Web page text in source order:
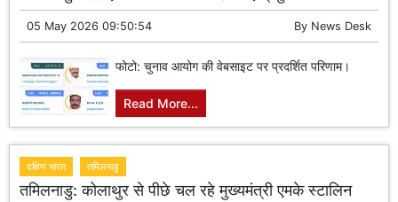
05 May 2026 09:50:54 By News Desk
फोटो: चुनाव आयोग की वेबसाइट पर प्रदर्शित परिणाम।
Read More...
दक्षिण भारत तमिलनाडु
तमिलनाडु: कोलाथुर से पीछे चल रहे मुख्यमंत्री एमके स्टालिन